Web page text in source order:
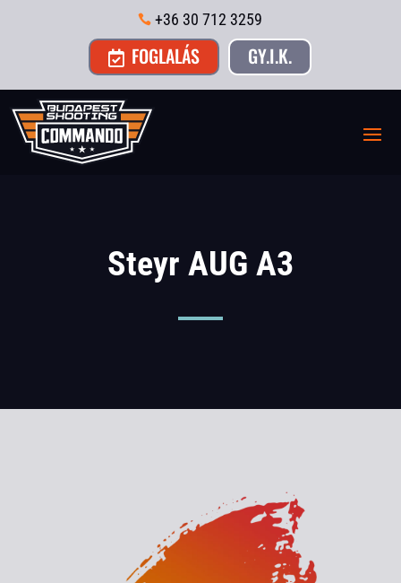
 +36 30 712 3259
 FOGLALÁS GY.I.K.
Steyr AUG A3